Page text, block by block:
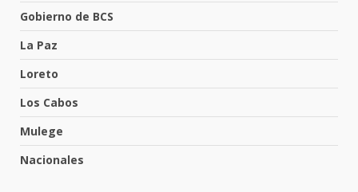
Gobierno de BCS
La Paz
Loreto
Los Cabos
Mulege
Nacionales